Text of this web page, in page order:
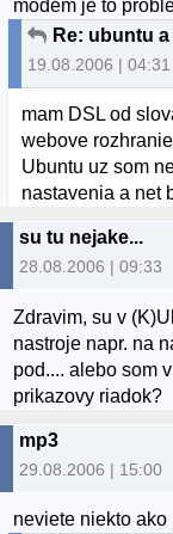
modem je to
Re: ubuntu a
19.08.2006 | 04:31
mam DSL od
webove
Ubuntu uz som
nastavenia a net
su tu nejake...
28.08.2006 | 09:33
Zdravim, su v
nastroje napr. na
pod.... alebo som
prikazovy riadok?
mp3
29.08.2006 | 15:00
neviete niekto